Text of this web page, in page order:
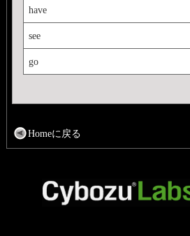
have
see
go
Homeに戻る